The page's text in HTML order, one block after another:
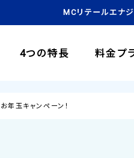
4つの特長 料金プ
MCリテールエナ
年玉キャンペーン！